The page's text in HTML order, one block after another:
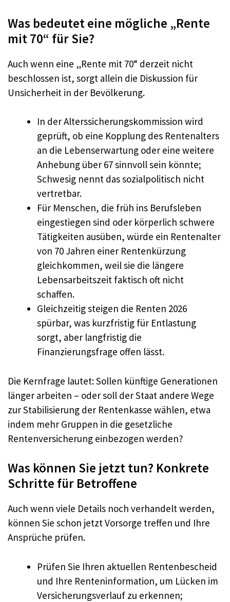
Was bedeutet eine mögliche „Rente
mit 70“ für Sie?
Auch wenn eine „Rente mit 70“ derzeit nicht
beschlossen ist, sorgt allein die Diskussion für
Unsicherheit in der Bevölkerung.
In der Alterssicherungskommission wird
geprüft, ob eine Kopplung des Rentenalters
an die Lebenserwartung oder eine weitere
Anhebung über 67 sinnvoll sein könnte;
Schwesig nennt das sozialpolitisch nicht
vertretbar.
Für Menschen, die früh ins Berufsleben
eingestiegen sind oder körperlich schwere
Tätigkeiten ausüben, würde ein Rentenalter
von 70 Jahren einer Rentenkürzung
gleichkommen, weil sie die längere
Lebensarbeitszeit faktisch oft nicht
schaffen.
Gleichzeitig steigen die Renten 2026
spürbar, was kurzfristig für Entlastung
sorgt, aber langfristig die
Finanzierungsfrage offen lässt.
Die Kernfrage lautet: Sollen künftige Generationen
länger arbeiten – oder soll der Staat andere Wege
zur Stabilisierung der Rentenkasse wählen, etwa
indem mehr Gruppen in die gesetzliche
Rentenversicherung einbezogen werden?
Was können Sie jetzt tun? Konkrete
Schritte für Betroffene
Auch wenn viele Details noch verhandelt werden,
können Sie schon jetzt Vorsorge treffen und Ihre
Ansprüche prüfen.
Prüfen Sie Ihren aktuellen Rentenbescheid
und Ihre Renteninformation, um Lücken im
Versicherungsverlauf zu erkennen;